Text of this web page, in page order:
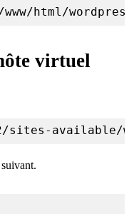
html/
virtuel
sites-available/